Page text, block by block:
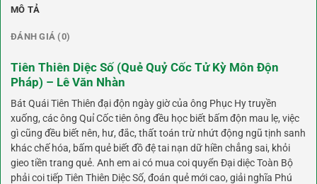
MÔ TẢ
ĐÁNH GIÁ (0)
Tiên Thiên Diệc Số (Quẻ Quỷ Cốc Tử Kỳ Môn Độn
Pháp) – Lê Văn Nhàn
Bát Quái Tiên Thiên đại độn ngày giờ của ông Phục Hy truyền
xuống, các ông Quỉ Cốc tiên ông đều học biết bấm độn mau lẹ, việc
gì cũng đều biết nên, hư, đắc, thất toán trừ nhứt động ngũ tịnh sanh
khác chế hóa, bấm quẻ biết đồ đệ tai nạn dữ hiền chẳng sai, khỏi
gieo tiền trang quẻ. Anh em ai có mua coi quyển Đại diệc Toàn Bộ
phải coi tiếp Tiên Thiên Diệc Số, đoán quẻ mới cao, giải nghĩa Phú